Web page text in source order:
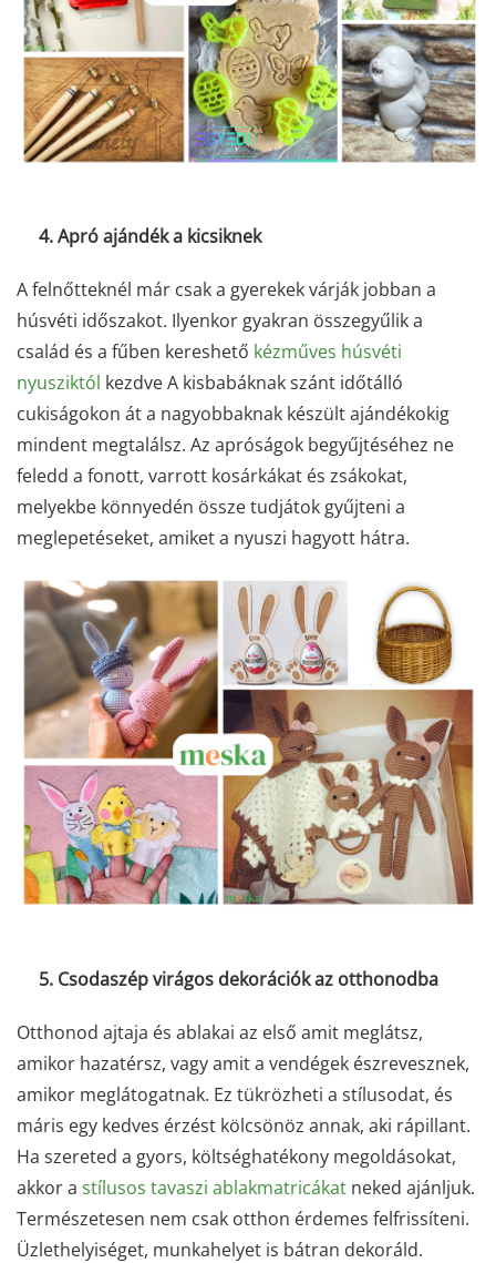
4. Apró ajándék a kicsiknek
A felnőtteknél már csak a gyerekek várják jobban a
húsvéti időszakot. Ilyenkor gyakran összegyűlik a
család és a fűben kereshető kézműves húsvéti
nyusziktól kezdve A kisbabáknak szánt időtálló
cukiságokon át a nagyobbaknak készült ajándékokig
mindent megtalálsz. Az apróságok begyűjtéséhez ne
feledd a fonott, varrott kosárkákat és zsákokat,
melyekbe könnyedén össze tudjátok gyűjteni a
meglepetéseket, amiket a nyuszi hagyott hátra.
5. Csodaszép virágos dekorációk az otthonodba
Otthonod ajtaja és ablakai az első amit meglátsz,
amikor hazatérsz, vagy amit a vendégek észrevesznek,
amikor meglátogatnak. Ez tükrözheti a stílusodat, és
máris egy kedves érzést kölcsönöz annak, aki rápillant.
Ha szereted a gyors, költséghatékony megoldásokat,
akkor a stílusos tavaszi ablakmatricákat neked ajánljuk.
Természetesen nem csak otthon érdemes felfrissíteni.
Üzlethelyiséget, munkahelyet is bátran dekoráld.